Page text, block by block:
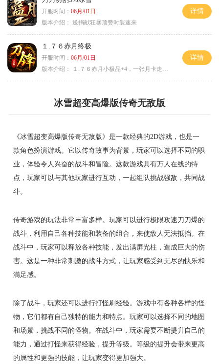
开服时间： 06月/01日
版本介绍： 送捐献狂暴顶赞时装速来
详情
１.７６赤月终极
开服时间： 06月/01日
版本介绍：
１.７６赤月小极品+4，一张月卡走天涯c
详情
冰雪超变高爆版传奇无敌版
《冰雪超变高爆版传奇无敌版》是一款经典的2D游戏，也是一
款角色扮演游戏。它以传奇故事为背景，玩家可以选择不同的职
业，体验令人兴奋的战斗和冒险。这款游戏具有万人在线的特
点，玩家可以与其他玩家进行互动，一起组队挑战强敌，共同战
斗。
传奇游戏的玩法非常丰富多样。玩家可以进行极限攻速刀刀爆的
战斗，利用自己各种技能和装备的组合，来使敌人无法抵挡。在
战斗中，玩家可以释放各种技能，发出满屏光柱，造成巨大的伤
害。这是一种非常刺激的战斗方式，让玩家感受到无尽的快乐和
满足感。
除了战斗，玩家还可以进行打怪刷经验。游戏中有各种各样的怪
物，它们都有自己独特的能力和特点。玩家可以选择不同的地图
和场景，挑战不同的怪物。在战斗中，玩家需要不断提升自己的
能力，通过打怪来获得经验，提升等级。等级的提升会带来更高
的属性和更强的技能，让玩家变得更加强大。